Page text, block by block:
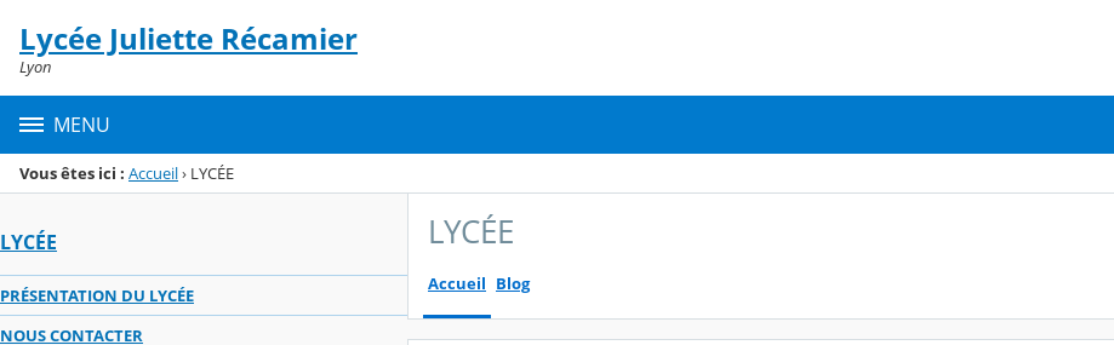
Menu de la rubrique
Contenu
Lycée Juliette Récamier
Lyon
MENU
Vous êtes ici : Accueil› LYCÉE
LYCÉE
PRÉSENTATION DU LYCÉE
NOUS CONTACTER
LYCÉE
Accueil Blog